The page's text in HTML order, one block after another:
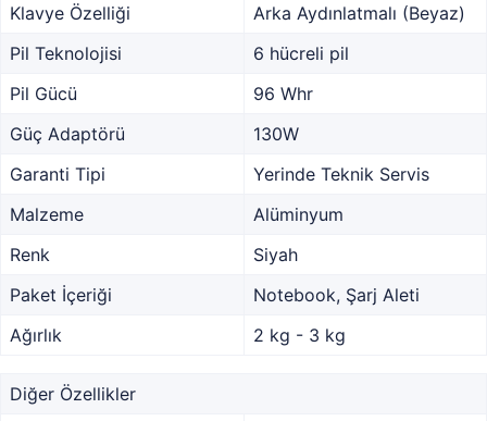
Klavye Özelliği
Arka Aydınlatmalı (Beyaz)
Pil Teknolojisi
6 hücreli pil
Pil Gücü
96 Whr
Güç Adaptörü
130W
Garanti Tipi
Yerinde Teknik Servis
Malzeme
Alüminyum
Renk
Siyah
Paket İçeriği
Notebook, Şarj Aleti
Ağırlık
2 kg - 3 kg
Diğer Özellikler